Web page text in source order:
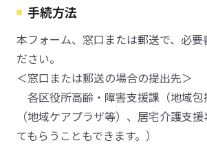
手続方法
本フォーム、窓口または郵送で、必要
ださい。
＜窓口または郵送の場合の提出先＞
各区役所高齢・障害支援課（地域包
（地域ケアプラザ等）、居宅介護支
てもらうこともできます。）